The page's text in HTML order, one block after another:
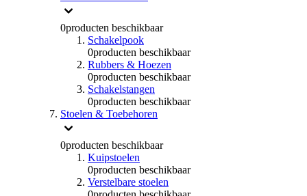
0producten beschikbaar
Schakelpook
0producten beschikbaar
Rubbers & Hoezen
0producten beschikbaar
Schakelstangen
0producten beschikbaar
Stoelen & Toebehoren
0producten beschikbaar
Kuipstoelen
0producten beschikbaar
Verstelbare stoelen